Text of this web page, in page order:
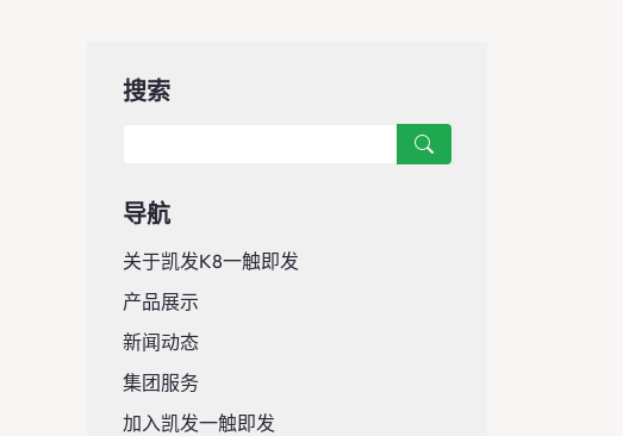
搜索
导航
关于凯发k8一触即发
产品展示
新闻动态
集团服务
加入凯发一触即发